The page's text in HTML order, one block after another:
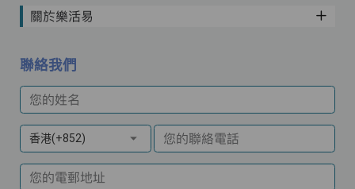
關於樂活易
聯絡我們
您的姓名
香港(+852) 您的聯絡電話
您的電郵地址